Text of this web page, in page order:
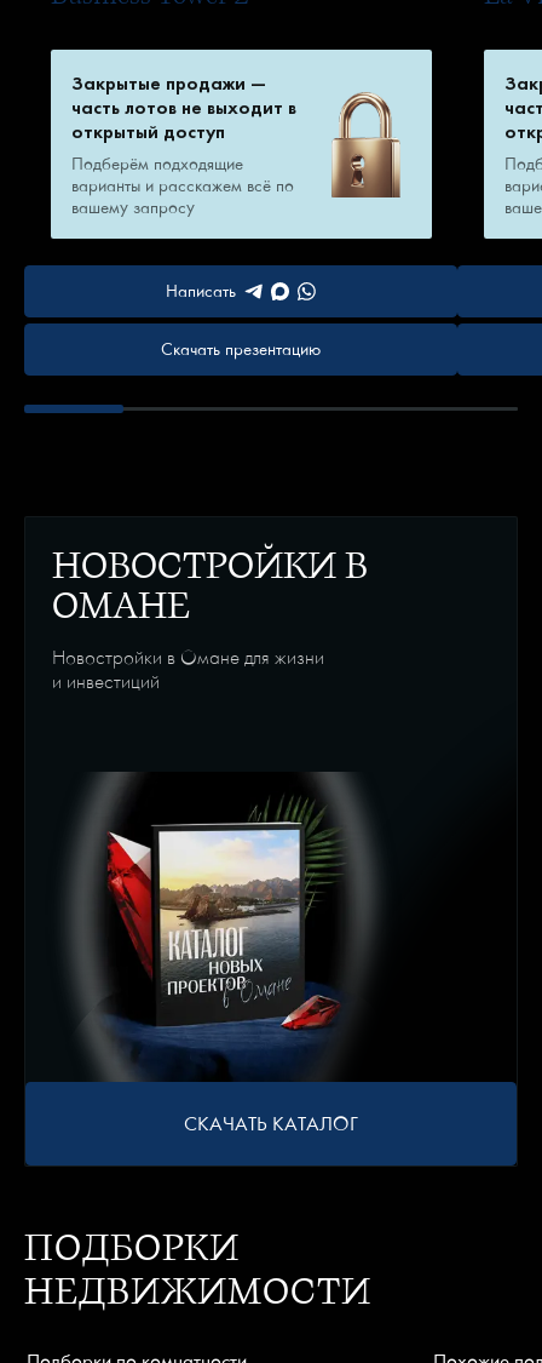
Закрытые продажи —
часть лотов не выходит в
открытый доступ
Подберём подходящие
варианты и расскажем всё по
вашему запросу
Написать
Скачать презентацию
НОВОСТРОЙКИ В
ОМАНЕ
Новостройки в Омане для жизни
и инвестиций
СКАЧАТЬ КАТАЛОГ
ПОДБОРКИ
НЕДВИЖИМОСТИ